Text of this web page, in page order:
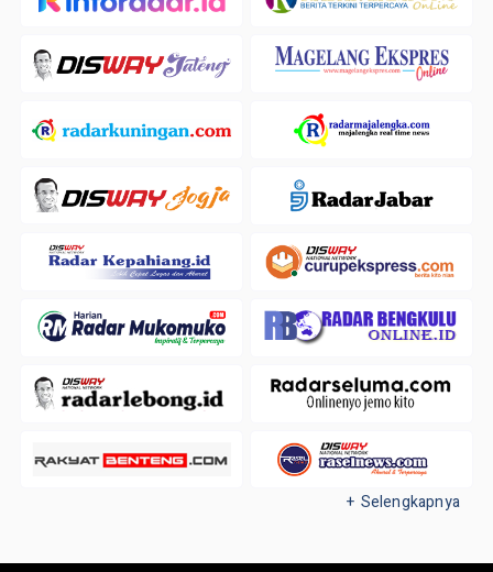
+ Selengkapnya